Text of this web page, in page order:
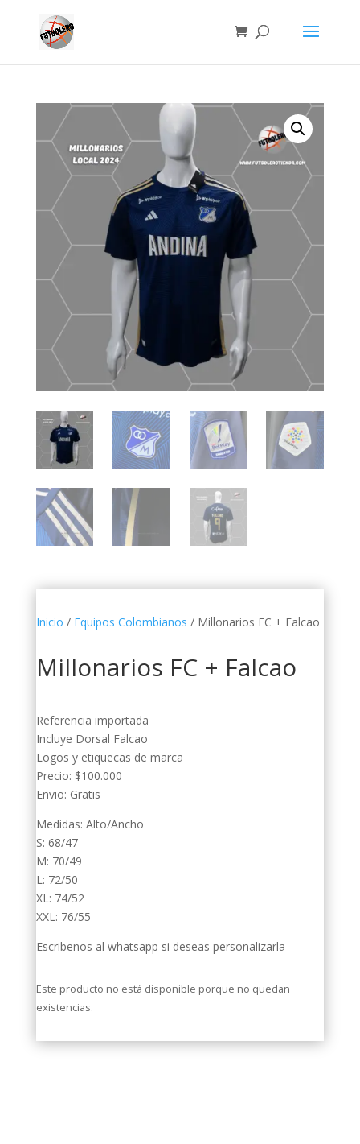
Inicio / Equipos Colombianos / Millonarios FC + Falcao
Millonarios FC + Falcao
Referencia importada
Incluye Dorsal Falcao
Logos y etiquecas de marca
Precio: $100.000
Envio: Gratis
Medidas: Alto/Ancho
S: 68/47
M: 70/49
L: 72/50
XL: 74/52
XXL: 76/55
Escribenos al whatsapp si deseas personalizarla
Este producto no está disponible porque no quedan
existencias.